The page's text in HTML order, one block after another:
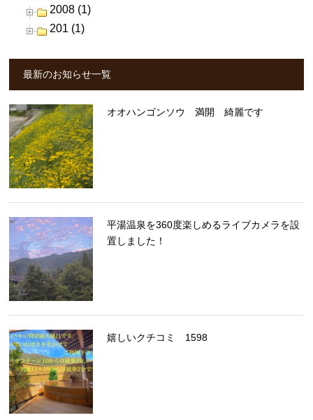
2008 (1)
201 (1)
最新のお知らせ一覧
オオハンゴンソウ 満開 綺麗です
平湯温泉を360度楽しめるライブカメラを設
置しました！
嬉しいクチコミ 1598